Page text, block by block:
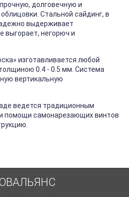
долговечную и
Стальной сайдинг, в
выдерживает
выгорает, негорюч и
изготавливается любой
0.4 - 0.5 мм. Система
вертикальную
ведется традиционным
помощи самонарезающих винтов